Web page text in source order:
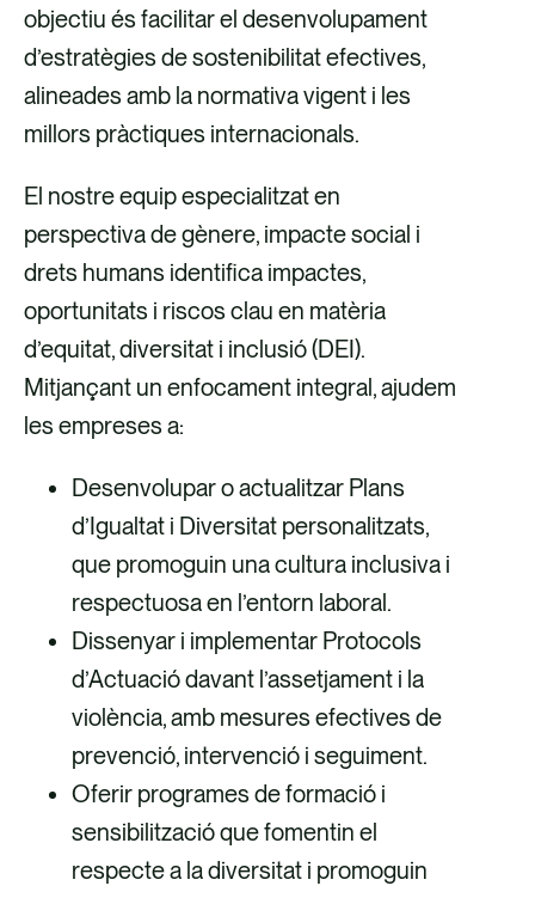
objectiu és facilitar el desenvolupament
d’estratègies de sostenibilitat efectives,
alineades amb la normativa vigent i les
millors pràctiques internacionals.
El nostre equip especialitzat en
perspectiva de gènere, impacte social i
drets humans identifica impactes,
oportunitats i riscos clau en matèria
d’equitat, diversitat i inclusió (DEI).
Mitjançant un enfocament integral, ajudem
les empreses a:
Desenvolupar o actualitzar Plans
d’Igualtat i Diversitat personalitzats,
que promoguin una cultura inclusiva i
respectuosa en l’entorn laboral.
Dissenyar i implementar Protocols
d’Actuació davant l’assetjament i la
violència, amb mesures efectives de
prevenció, intervenció i seguiment.
Oferir programes de formació i
sensibilització que fomentin el
respecte a la diversitat i promoguin